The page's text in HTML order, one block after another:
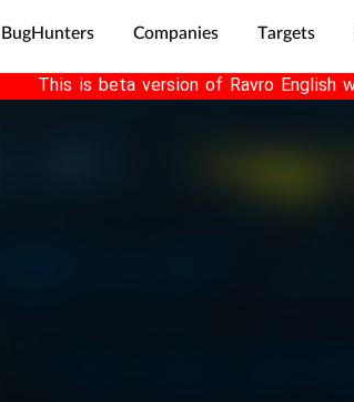
BugHunters Companies Targets
This is beta version of Ravro English